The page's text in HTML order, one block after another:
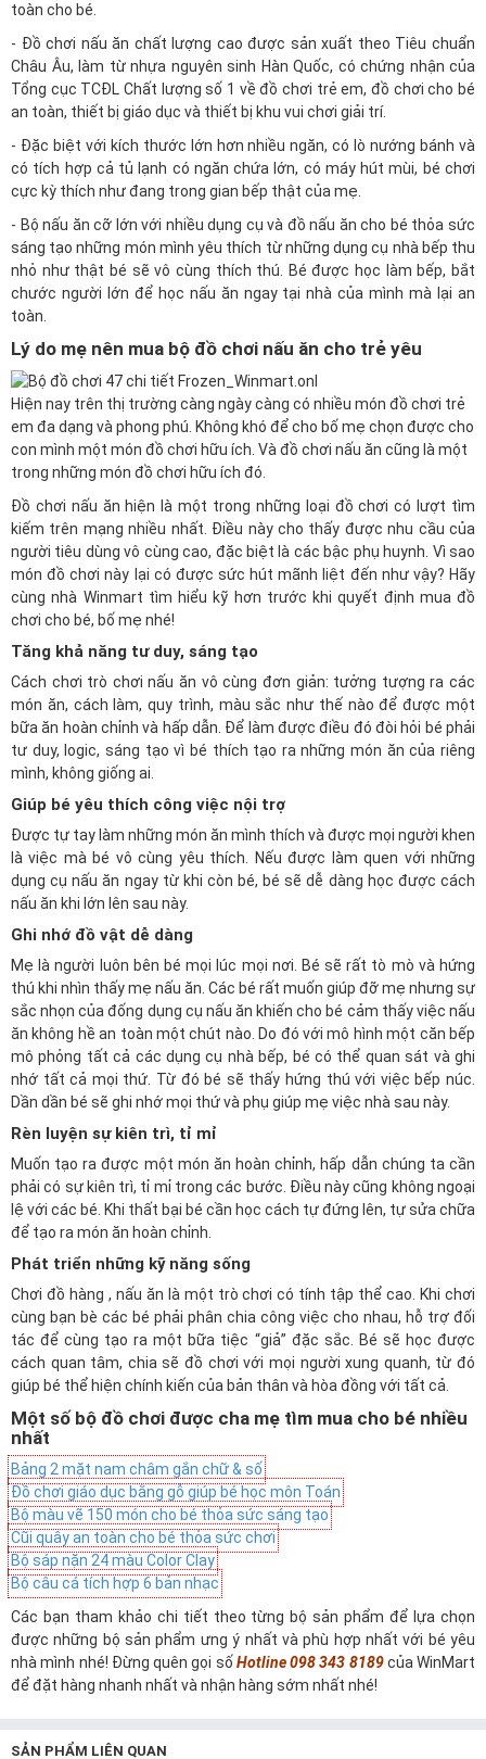
toàn cho bé.
- Đồ chơi nấu ăn chất lượng cao được sản xuất theo Tiêu chuẩn
Châu Âu, làm từ nhựa nguyên sinh Hàn Quốc, có chứng nhận của
Tổng cục TCĐL Chất lượng số 1 về đồ chơi trẻ em, đồ chơi cho bé
an toàn, thiết bị giáo dục và thiết bị khu vui chơi giải trí.
- Đặc biệt với kích thước lớn hơn nhiều ngăn, có lò nướng bánh và
có tích hợp cả tủ lạnh có ngăn chứa lớn, có máy hút mùi, bé chơi
cực kỳ thích như đang trong gian bếp thật của mẹ.
- Bộ nấu ăn cỡ lớn với nhiều dụng cụ và đồ nấu ăn cho bé thỏa sức
sáng tạo những món mình yêu thích từ những dụng cụ nhà bếp thu
nhỏ như thật bé sẽ vô cùng thích thú. Bé được học làm bếp, bắt
chước người lớn để học nấu ăn ngay tại nhà của mình mà lại an
toàn.
Lý do mẹ nên mua bộ đồ chơi nấu ăn cho trẻ yêu
Hiện nay trên thị trường càng ngày càng có nhiều món đồ chơi trẻ
em đa dạng và phong phú. Không khó để cho bố mẹ chọn được cho
con mình một món đồ chơi hữu ích. Và đồ chơi nấu ăn cũng là một
trong những món đồ chơi hữu ích đó.
Đồ chơi nấu ăn hiện là một trong những loại đồ chơi có lượt tìm
kiếm trên mạng nhiều nhất. Điều này cho thấy được nhu cầu của
người tiêu dùng vô cùng cao, đặc biệt là các bậc phụ huynh. Vì sao
món đồ chơi này lại có được sức hút mãnh liệt đến như vậy? Hãy
cùng nhà Winmart tìm hiểu kỹ hơn trước khi quyết định mua đồ
chơi cho bé, bố mẹ nhé!
Tăng khả năng tư duy, sáng tạo
Cách chơi trò chơi nấu ăn vô cùng đơn giản: tưởng tượng ra các
món ăn, cách làm, quy trình, màu sắc như thế nào để được một
bữa ăn hoàn chỉnh và hấp dẫn. Để làm được điều đó đòi hỏi bé phải
tư duy, logic, sáng tạo vì bé thích tạo ra những món ăn của riêng
mình, không giống ai.
Giúp bé yêu thích công việc nội trợ
Được tự tay làm những món ăn mình thích và được mọi người khen
là việc mà bé vô cùng yêu thích. Nếu được làm quen với những
dụng cụ nấu ăn ngay từ khi còn bé, bé sẽ dễ dàng học được cách
nấu ăn khi lớn lên sau này.
Ghi nhớ đồ vật dễ dàng
Mẹ là người luôn bên bé mọi lúc mọi nơi. Bé sẽ rất tò mò và hứng
thú khi nhìn thấy mẹ nấu ăn. Các bé rất muốn giúp đỡ mẹ nhưng sự
sắc nhọn của đống dụng cụ nấu ăn khiến cho bé cảm thấy việc nấu
ăn không hề an toàn một chút nào. Do đó với mô hình một căn bếp
mô phỏng tất cả các dụng cụ nhà bếp, bé có thể quan sát và ghi
nhớ tất cả mọi thứ. Từ đó bé sẽ thấy hứng thú với việc bếp núc.
Dần dần bé sẽ ghi nhớ mọi thứ và phụ giúp mẹ việc nhà sau này.
Rèn luyện sự kiên trì, tỉ mỉ
Muốn tạo ra được một món ăn hoàn chỉnh, hấp dẫn chúng ta cần
phải có sự kiên trì, tỉ mỉ trong các bước. Điều này cũng không ngoại
lệ với các bé. Khi thất bại bé cần học cách tự đứng lên, tự sửa chữa
để tạo ra món ăn hoàn chỉnh.
Phát triển những kỹ năng sống
Chơi đồ hàng , nấu ăn là một trò chơi có tính tập thể cao. Khi chơi
cùng bạn bè các bé phải phân chia công việc cho nhau, hỗ trợ đối
tác để cùng tạo ra một bữa tiệc “giả” đặc sắc. Bé sẽ học được
cách quan tâm, chia sẽ đồ chơi với mọi người xung quanh, từ đó
giúp bé thể hiện chính kiến của bản thân và hòa đồng với tất cả.
Một số bộ đồ chơi được cha mẹ tìm mua cho bé nhiều
nhất
Bảng 2 mặt nam châm gắn chữ & số
Đồ chơi giáo dục bằng gỗ giúp bé học môn Toán
Bộ màu vẽ 150 món cho bé thỏa sức sáng tạo
Cũi quây an toàn cho bé thỏa sức chơi
Bộ sáp nặn 24 màu Color Clay
Bộ câu cá tích hợp 6 bản nhạc
Các bạn tham khảo chi tiết theo từng bộ sản phẩm để lựa chọn
được những bộ sản phẩm ưng ý nhất và phù hợp nhất với bé yêu
nhà mình nhé! Đừng quên gọi sốHotline 098 343 8189của WinMart
để đặt hàng nhanh nhất và nhận hàng sớm nhất nhé!
SẢN PHẨM LIÊN QUAN